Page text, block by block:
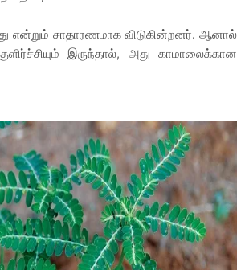
என்றும் சாதாரணமாக விடுகின்றனர். ஆனால்
இருந்தால், அது காமாலைக்கான